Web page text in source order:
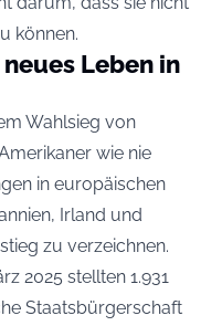
können.
Leben in
Wahlsieg von
wie nie
in europäischen
Irland und
zu verzeichnen.
2025 stellten 1.931
Staatsbürgerschaft